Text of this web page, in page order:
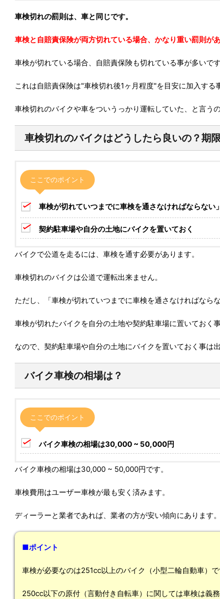
車検切れの罰則は、車と同じです。
車検と自賠責保険が両方切れている場合、かなり重い罰則があ
車検が切れている場合、自賠責保険も切れている事が多いです
これは自賠責保険は"車検切れ後1ヶ月程度"を目安に加入する
車検切れのバイクや車をついうっかり運転していた、と言う
車検切れのバイクはどうしたら良いの？期
ここでのポイント
車検が切れていつまでに車検を通さなければならない
契約駐車場や自分の土地にバイクを置いておく
バイクで公道を走るには、車検を通す必要があります。
車検切れのバイクは公道で運転出来ません。
ただし、「車検が切れていつまでに車検を通さなければなら
車検が切れたバイクを自分の土地や契約駐車場に置いておく
なので、契約駐車場や自分の土地にバイクを置いておく事は出
バイク車検の相場は？
ここでのポイント
バイク車検の相場は30,000 ~ 50,000円
バイク車検の相場は30,000 ~ 50,000円です。
車検費用はユーザー車検が最も安く済みます。
ディーラーと業者であれば、業者の方が安い傾向にあります。
■ポイント
車検が必要なのは251cc以上のバイク（小型二輪自動車）で
250cc以下の原付（言動付き自転車）に関しては車検は義務